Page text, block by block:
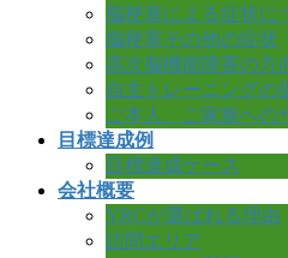
脳梗塞による症状に
脳梗塞その他の症状
高次脳機能障害の方
自主トレーニングの
ご本人、ご家族への
目標達成例
目標達成ケース
会社概要
YRCが選ばれる理由
訪問エリア